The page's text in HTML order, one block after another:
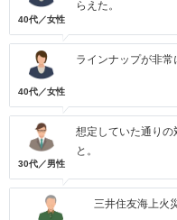
40代／女性
らえた。
40代／女性
ラインナップが非常
30代／男性
想定していた通りの
と。
三井住友海上火